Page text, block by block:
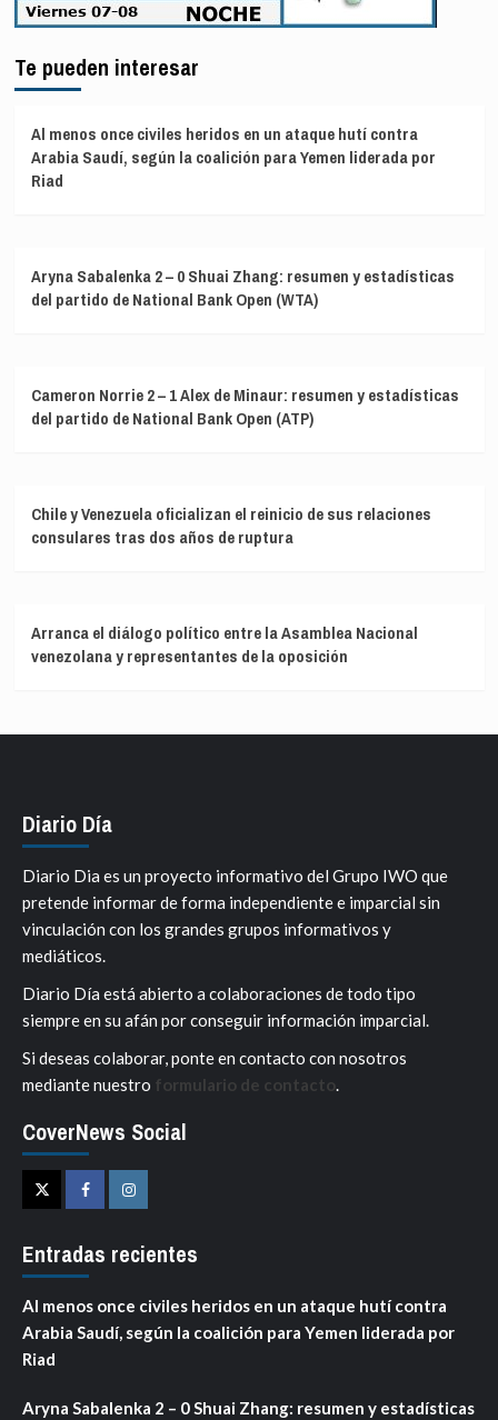
Te pueden interesar
Al menos once civiles heridos en un ataque hutí contra
Arabia Saudí, según la coalición para Yemen liderada por
Riad
Aryna Sabalenka 2 – 0 Shuai Zhang: resumen y estadísticas
del partido de National Bank Open (WTA)
Cameron Norrie 2 – 1 Alex de Minaur: resumen y estadísticas
del partido de National Bank Open (ATP)
Chile y Venezuela oficializan el reinicio de sus relaciones
consulares tras dos años de ruptura
Arranca el diálogo político entre la Asamblea Nacional
venezolana y representantes de la oposición
Diario Día
Diario Dia es un proyecto informativo del Grupo IWO que
pretende informar de forma independiente e imparcial sin
vinculación con los grandes grupos informativos y
mediáticos.
Diario Día está abierto a colaboraciones de todo tipo
siempre en su afán por conseguir información imparcial.
Si deseas colaborar, ponte en contacto con nosotros
mediante nuestro formulario de contacto.
CoverNews Social
TwitterFacebookInstagram
Entradas recientes
Al menos once civiles heridos en un ataque hutí contra
Arabia Saudí, según la coalición para Yemen liderada por
Riad
Aryna Sabalenka 2 – 0 Shuai Zhang: resumen y estadísticas